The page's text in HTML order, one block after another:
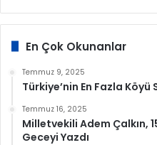
En Çok Okunanlar
Temmuz 9, 2025
Türkiye’nin En Fazla Köyü
Temmuz 16, 2025
Milletvekili Adem Çalkın,
Geceyi Yazdı